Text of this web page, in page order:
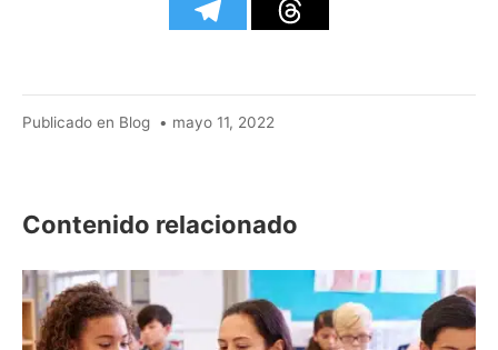
Publicado en Blog • mayo 11, 2022
Contenido relacionado